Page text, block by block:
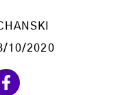
10/2020